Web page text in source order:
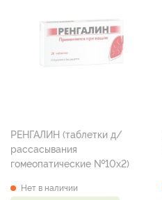
РЕНГАЛИН (таблетки д/
рассасывания
гомеопатические №10х2)
Нет в наличии